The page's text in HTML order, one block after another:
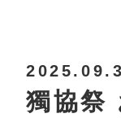
獨協祭